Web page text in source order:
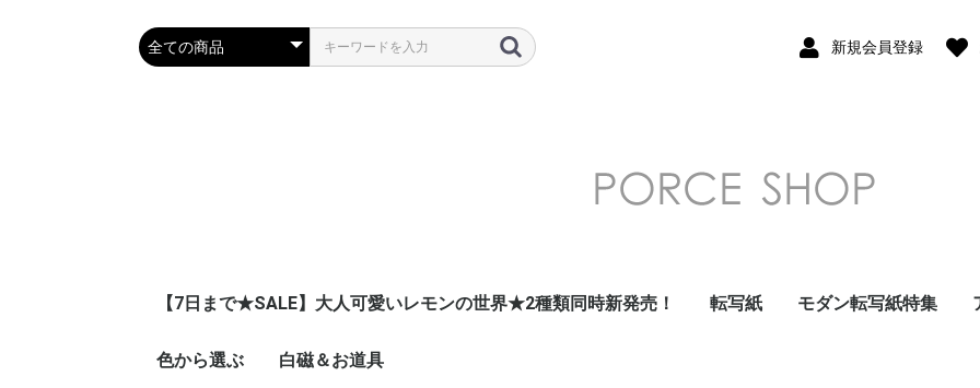
新規会員登録
【7日まで★SALE】大人可愛いレモンの世界★2種類同時新発売！ 転写紙 モダン転写紙特集
色から選ぶ 白磁＆お道具